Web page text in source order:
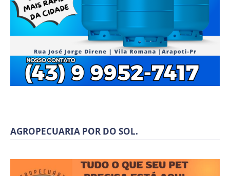
AGROPECUARIA POR DO SOL.